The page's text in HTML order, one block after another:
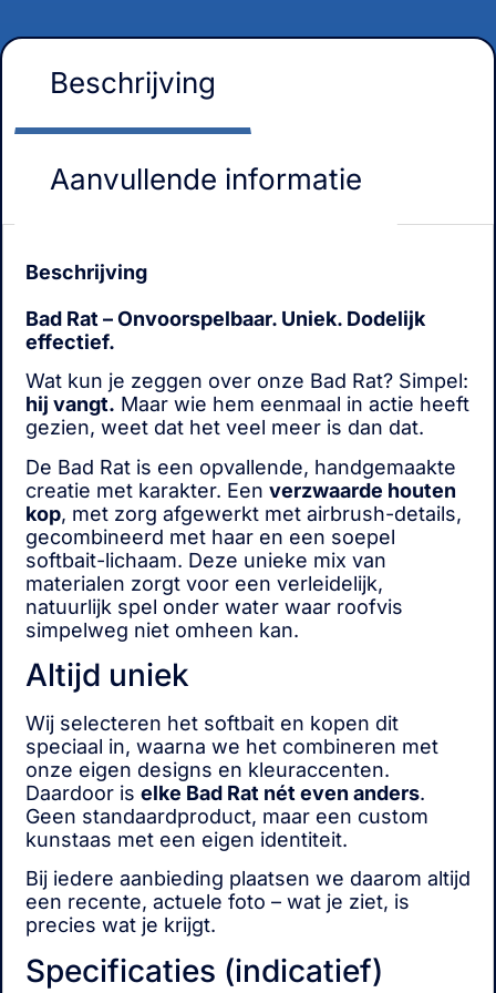
Beschrijving
Aanvullende informatie
Beschrijving
Bad Rat – Onvoorspelbaar. Uniek. Dodelijk
effectief.
Wat kun je zeggen over onze Bad Rat? Simpel:
hij vangt. Maar wie hem eenmaal in actie heeft
gezien, weet dat het veel meer is dan dat.
De Bad Rat is een opvallende, handgemaakte
creatie met karakter. Een verzwaarde houten
kop, met zorg afgewerkt met airbrush-details,
gecombineerd met haar en een soepel
softbait-lichaam. Deze unieke mix van
materialen zorgt voor een verleidelijk,
natuurlijk spel onder water waar roofvis
simpelweg niet omheen kan.
Altijd uniek
Wij selecteren het softbait en kopen dit
speciaal in, waarna we het combineren met
onze eigen designs en kleuraccenten.
Daardoor is elke Bad Rat nét even anders.
Geen standaardproduct, maar een custom
kunstaas met een eigen identiteit.
Bij iedere aanbieding plaatsen we daarom altijd
een recente, actuele foto – wat je ziet, is
precies wat je krijgt.
Specificaties (indicatief)